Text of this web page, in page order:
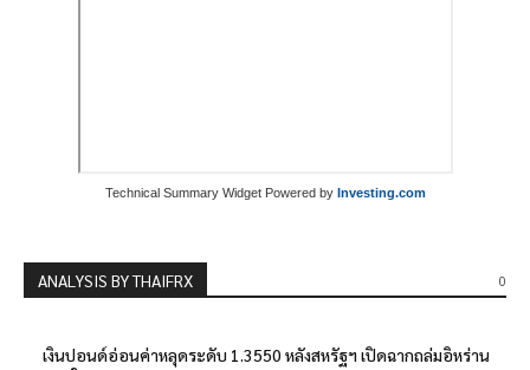
Technical Summary Widget Powered by Investing.com
0
ANALYSIS BY THAIFRX
เงินปอนด์อ่อนค่าหลุดระดับ 1.3550 หลังสหรัฐฯ เปิดฉากถล่มอิหร่าน